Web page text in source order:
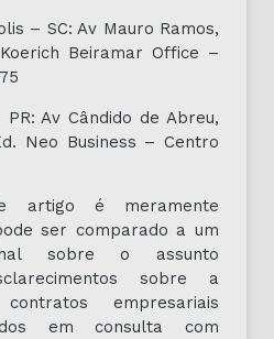
– SC: Av Mauro Ramos,
Beiramar Office –
Av Cândido de Abreu,
Neo Business – Centro
artigo é meramente
ser comparado a um
sobre o assunto
sobre a
empresariais
em consulta com